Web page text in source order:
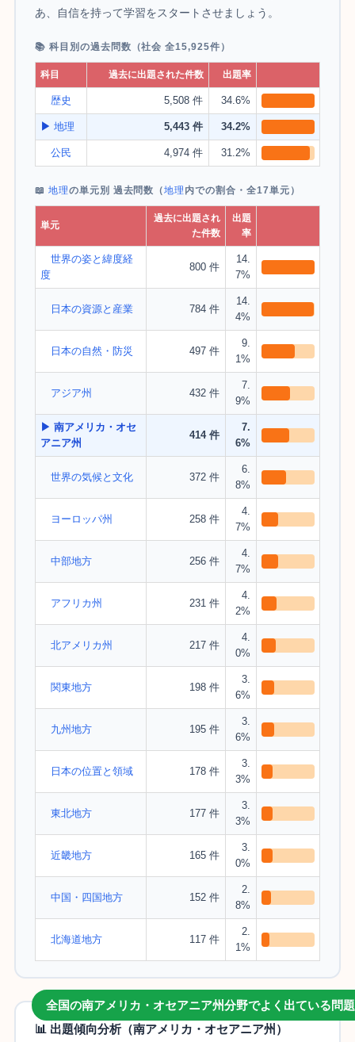
あ、自信を持って学習をスタートさせましょう。
📚 科目別の過去問数（社会 全15,925件）
科目 過去に出題された件数 出題率
歴史 5,508 件 34.6%
▶地理 5,443 件 34.2%
公民 4,974 件 31.2%
📖 地理の単元別 過去問数（地理 内での割合・全17単元）
単元
過去に出題され
た件数
出題
率
世界の姿と緯度経
度
800 件
14.
7%
日本の資源と産業 784 件
14.
4%
日本の自然・防災 497 件
9.
1%
アジア州 432 件
7.
9%
▶ 南アメリカ・オセ
アニア州
414 件
7.
6%
世界の気候と文化 372 件
6.
8%
ヨーロッパ州 258 件
4.
7%
中部地方 256 件
4.
7%
アフリカ州 231 件
4.
2%
北アメリカ州 217 件
4.
0%
関東地方 198 件
3.
6%
九州地方 195 件
3.
6%
日本の位置と領域 178 件
3.
3%
東北地方 177 件
3.
3%
近畿地方 165 件
3.
0%
中国・四国地方 152 件
2.
8%
北海道地方 117 件
2.
1%
全国の南アメリカ・オセアニア州分野でよく出ている問
📊 出題傾向分析（南アメリカ・オセアニア州）